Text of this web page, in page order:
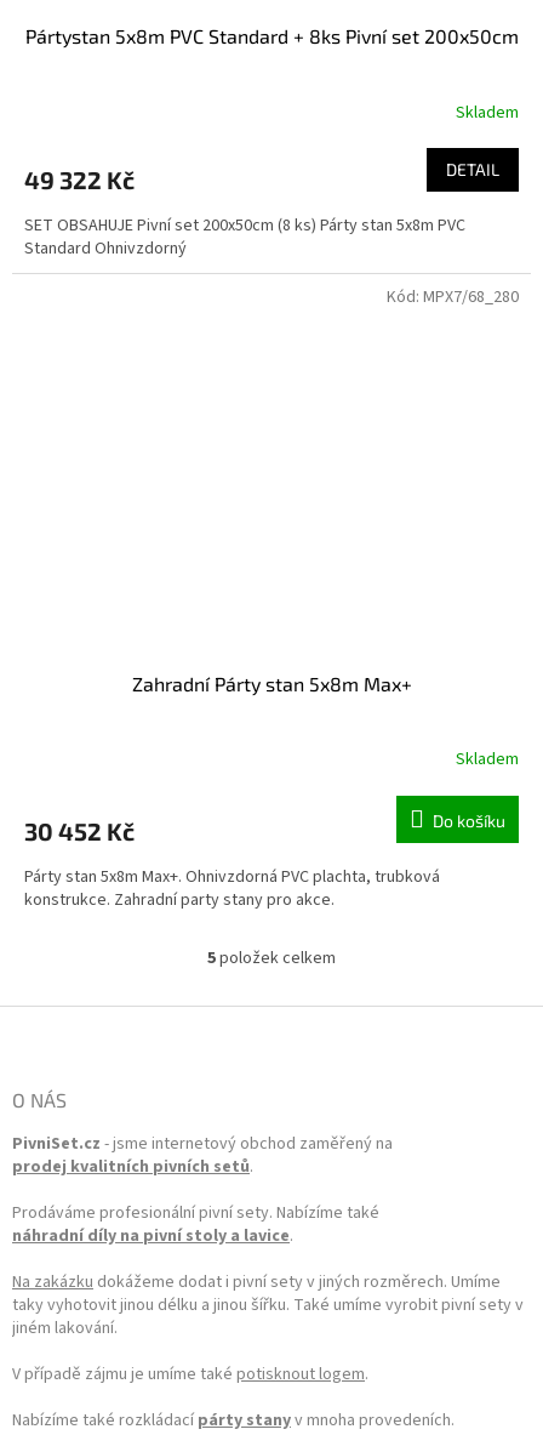
Pártystan 5x8m PVC Standard + 8ks Pivní set 200x50cm
Skladem
49 322 Kč DETAIL
SET OBSAHUJE Pivní set 200x50cm (8 ks) Párty stan 5x8m PVC
Standard Ohnivzdorný
Zahradní Párty stan 5x8m Max+
Skladem
30 452 Kč Do košíku
Párty stan 5x8m Max+. Ohnivzdorná PVC plachta, trubková
konstrukce. Zahradní party stany pro akce.
Kód: MPX7/68_280
Ovládací prvky výpisu
5položek celkem
O NÁS
PivniSet.cz - jsme internetový obchod zaměřený na
prodej kvalitních pivních setů.
Prodáváme profesionální pivní sety. Nabízíme také
náhradní díly na pivní stoly a lavice.
Na zakázku dokážeme dodat i pivní sety v jiných rozměrech. Umíme
taky vyhotovit jinou délku a jinou šířku. Také umíme vyrobit pivní sety v
jiném lakování.
V případě zájmu je umíme také potisknout logem.
Nabízíme také rozkládací párty stanyv mnoha provedeních.